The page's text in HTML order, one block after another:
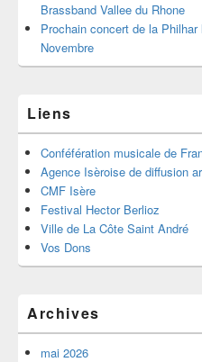
Brassband Vallee du Rhone
Prochain concert de la
Novembre
Liens
Conféfération musicale de
Agence Isèroise de diffusion
CMF Isère
Festival Hector Berlioz
Ville de La Côte Saint André
Vos Dons
Archives
mai 2026